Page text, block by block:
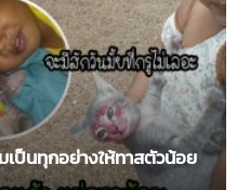
ป็นทุกอย่างให้ทาสตัวน้อย